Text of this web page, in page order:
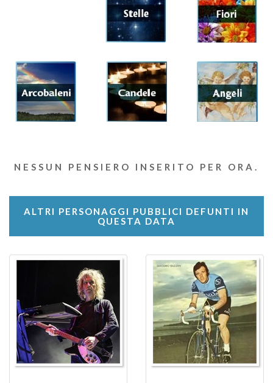
NESSUN PENSIERO INSERITO PER ORA.
ALTRI PERSONAGGI PUBBLICI DEFUNTI IN
QUESTA DATA